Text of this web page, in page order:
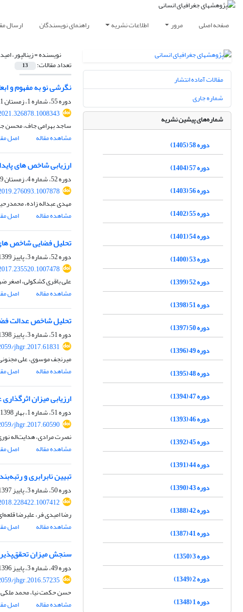
صفحه اصلی مرور اطلاعات نشریه راهنمای نویسندگان ارسال
نویسنده =زینالپور، امید
تعداد مقالات: 13
نگرشی نو به مفهوم و
دوره 55، شماره 1، زمستان 1401، صفحه
ساجد بهرامی جاف، محسن
مشاهده مقاله
اصل
ارزیابی شاخص های
دوره 52، شماره 4، زمستان 1399، صفحه
مهدی عبداله زاده،
مشاهده مقاله
اصل
تحلیل فضایی شاخص
دوره 52، شماره 3، پاییز 1399، صفحه
علی باقری کشکولی، اصغر
مشاهده مقاله
اصل
تحلیل شاخص عدالت
دوره 51، شماره 3، پاییز 1398، صفحه
jhgr.2017.61831
میرنجف موسوی، علی
مشاهده مقاله
اصل
ارزیابی میزان
دوره 51، شماره 1، بهار 1398، صفحه
jhgr.2017.60590
نصرت مرادی، هدایت‌اله
مشاهده مقاله
اصل
تبیین نابرابری‌ و
دوره 50، شماره 3، پاییز 1397، صفحه
رضا امیدی فر، علیرضا
مشاهده مقاله
اصل
سنجش میزان
دوره 49، شماره 3، پاییز 1396، صفحه
jhgr.2016.57235
حسن حکمت نیا، محمد
مشاهده مقاله
اصل
مقالات آماده انتشار
شماره جاری
شماره‌های پیشین نشریه
دوره 58 (1405)
دوره 57 (1404)
دوره 56 (1403)
دوره 55 (1402)
دوره 54 (1401)
دوره 53 (1400)
دوره 52 (1399)
دوره 51 (1398)
دوره 50 (1397)
دوره 49 (1396)
دوره 48 (1395)
دوره 47 (1394)
دوره 46 (1393)
دوره 45 (1392)
دوره 44 (1391)
دوره 43 (1390)
دوره 42 (1388)
دوره 41 (1387)
دوره 3 (1350)
دوره 2 (1349)
دوره 1 (1348)